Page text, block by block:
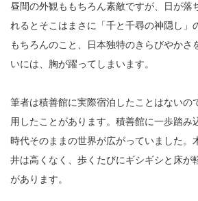
昼間の外観ももちろん素敵ですが、日が落
れるとそこはまさに「千と千尋の神隠し」
もちろんのこと、日本独特のきらびやかさ
いには、胸が躍ってしまいます。
筆者は積善館に実際宿泊したことはないの
用したことがあります。積善館に一歩踏み
時代そのままの世界が広がっていました。
井は高くなく、歩くたびにギシギシと床が
があります。